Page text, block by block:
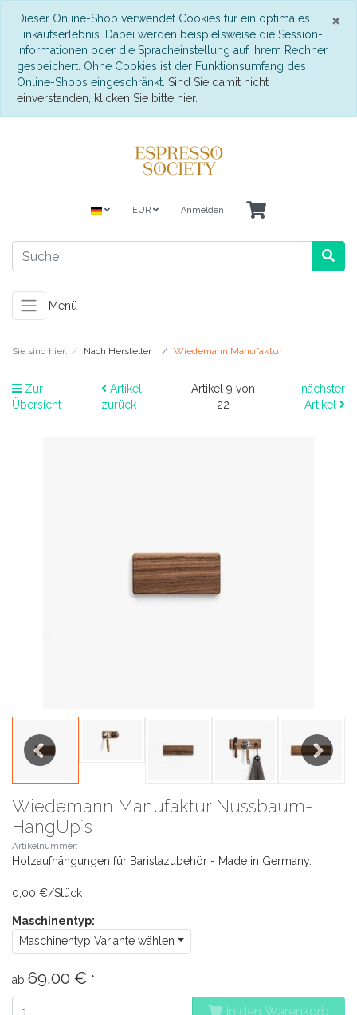
×
Dieser Online-Shop verwendet Cookies für ein optimales
Einkaufserlebnis. Dabei werden beispielsweise die Session-
Informationen oder die Spracheinstellung auf Ihrem Rechner
gespeichert. Ohne Cookies ist der Funktionsumfang des
Online-Shops eingeschränkt. Sind Sie damit nicht
einverstanden, klicken Sie bitte hier.
EUR Anmelden
Menü
Sie sind hier: Nach Hersteller Wiedemann Manufaktur
Zur
Übersicht
Artikel
zurück
Artikel 9 von
22
nächster
Artikel
Wiedemann Manufaktur Nussbaum-
HangUp´s
Artikelnummer:
Holzaufhängungen für Baristazubehör - Made in Germany.
0,00 €/Stück
Maschinentyp:
Maschinentyp Variante wählen
ab 69,00 € *
In den Warenkorb